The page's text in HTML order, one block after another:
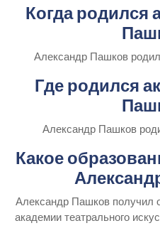
Когда родился
Александр Пашков
Где родился
Александр Пашков
Какое
Александр Пашков получил
академии театрального